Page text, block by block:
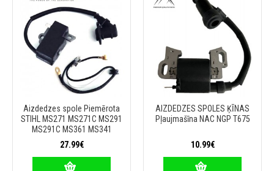
Aizdedzes spole Piemērota
STIHL MS271 MS271C MS291
MS291C MS361 MS341
27.99€
AIZDEDZES SPOLES ĶĪNAS
Pļaujmašīna NAC NGP T675
10.99€